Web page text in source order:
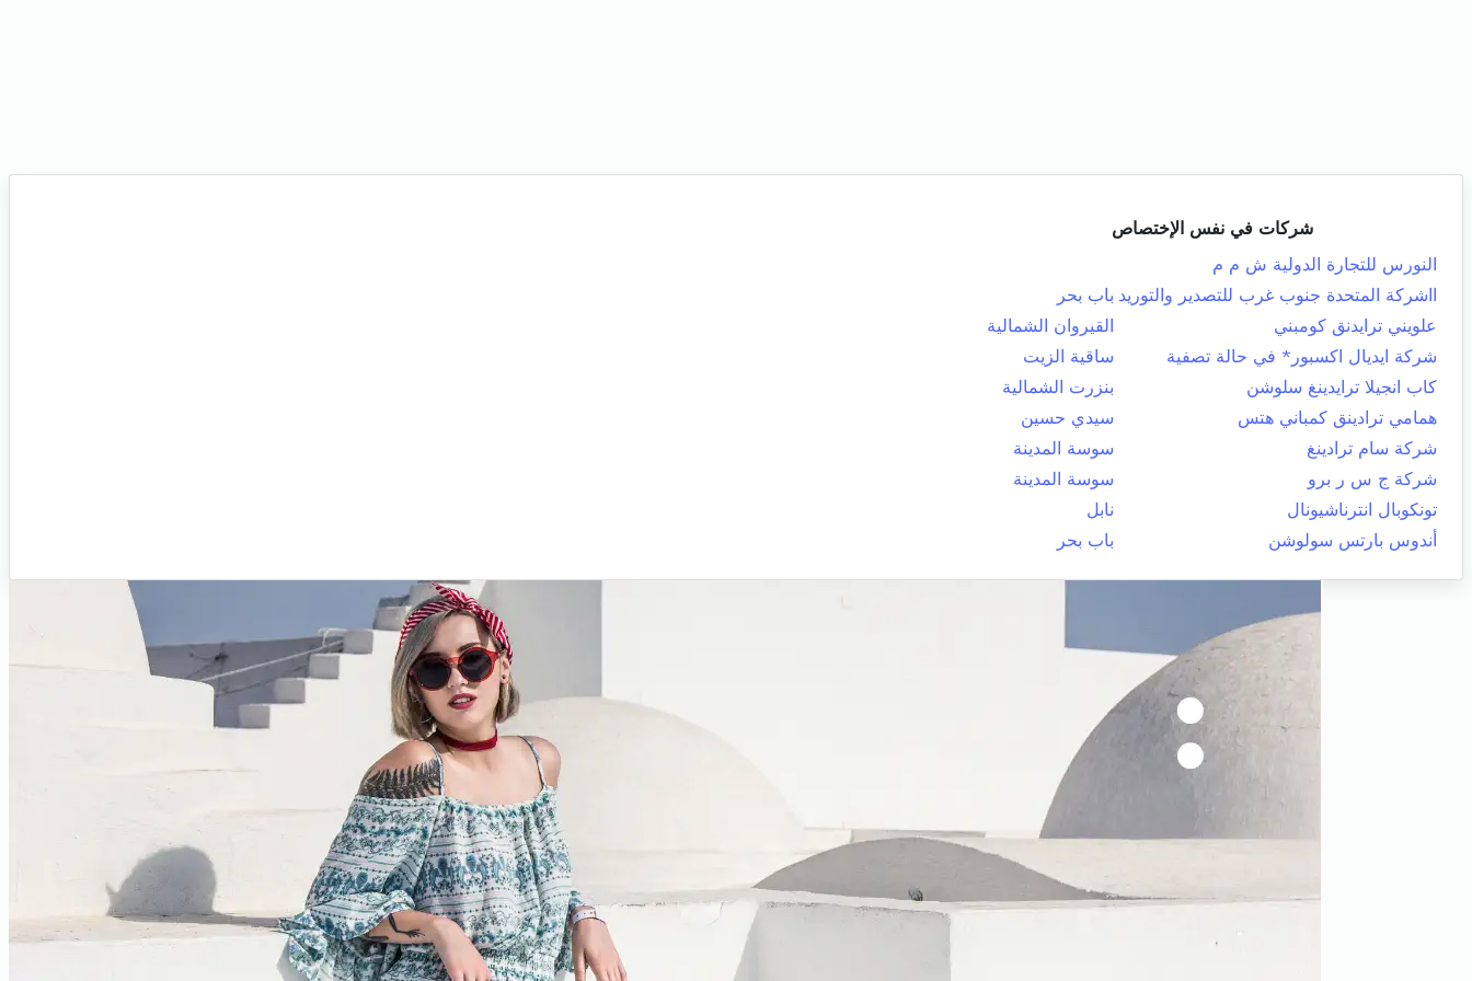
شركات في نفس الإختصاص
النورس للتجارة الدولية ش م م
ااشركة المتحدة جنوب غرب للتصدير والتوريد باب بحر
علويني ترايدنق كومبني
القيروان الشمالية
شركة ايديال اكسبور* في حالة تصفية
ساقية الزيت
كاب انجيلا ترايدينغ سلوشن
بنزرت الشمالية
همامي ترادينق كمباني هتس
سيدي حسين
شركة سام ترادينغ
سوسة المدينة
شركة ج س ر برو
سوسة المدينة
تونكوبال انترناشيونال
نابل
أندوس بارتس سولوشن
باب بحر